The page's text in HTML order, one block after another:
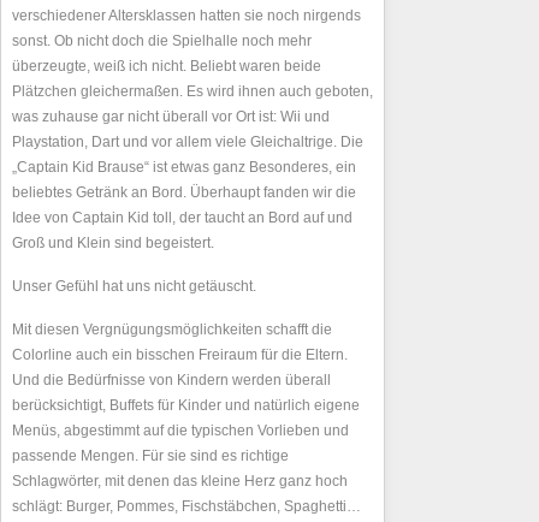
verschiedener Altersklassen hatten sie noch nirgends
sonst. Ob nicht doch die Spielhalle noch mehr
überzeugte, weiß ich nicht. Beliebt waren beide
Plätzchen gleichermaßen. Es wird ihnen auch geboten,
was zuhause gar nicht überall vor Ort ist: Wii und
Playstation, Dart und vor allem viele Gleichaltrige. Die
„Captain Kid Brause“ ist etwas ganz Besonderes, ein
beliebtes Getränk an Bord. Überhaupt fanden wir die
Idee von Captain Kid toll, der taucht an Bord auf und
Groß und Klein sind begeistert.
Unser Gefühl hat uns nicht getäuscht.
Mit diesen Vergnügungsmöglichkeiten schafft die
Colorline auch ein bisschen Freiraum für die Eltern.
Und die Bedürfnisse von Kindern werden überall
berücksichtigt, Buffets für Kinder und natürlich eigene
Menüs, abgestimmt auf die typischen Vorlieben und
passende Mengen. Für sie sind es richtige
Schlagwörter, mit denen das kleine Herz ganz hoch
schlägt: Burger, Pommes, Fischstäbchen, Spaghetti…